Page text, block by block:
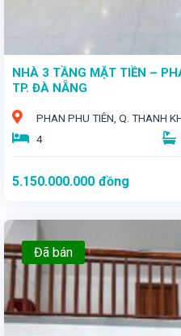
NHÀ 3 TẦNG MẶT TIỀN –
TP. ĐÀ NẴNG
PHAN PHU TIÊN, Q. THANH
4
5.150.000.000 đồng
Đã bán